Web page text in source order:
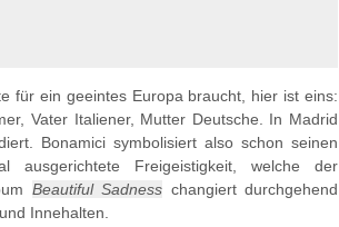
für ein geeintes Europa braucht, hier ist eins:
Vater Italiener, Mutter Deutsche. In Madrid
Bonamici symbolisiert also schon seinen
ausgerichtete Freigeistigkeit, welche der
Beautiful Sadness changiert durchgehend
Innehalten.